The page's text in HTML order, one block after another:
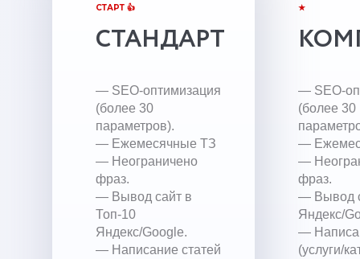
СТАРТ 👍
СТАНДАРТ
— SEO-оптимизация
(более 30
параметров).
— Ежемесячные ТЗ
— Неограничено
фраз.
— Вывод сайт в
Топ-10
Яндекс/Google.
— Написание статей
★
— SEO-
(более 30
—
—
фраз.
— Вывод
Яндекс/
—
(услуги/